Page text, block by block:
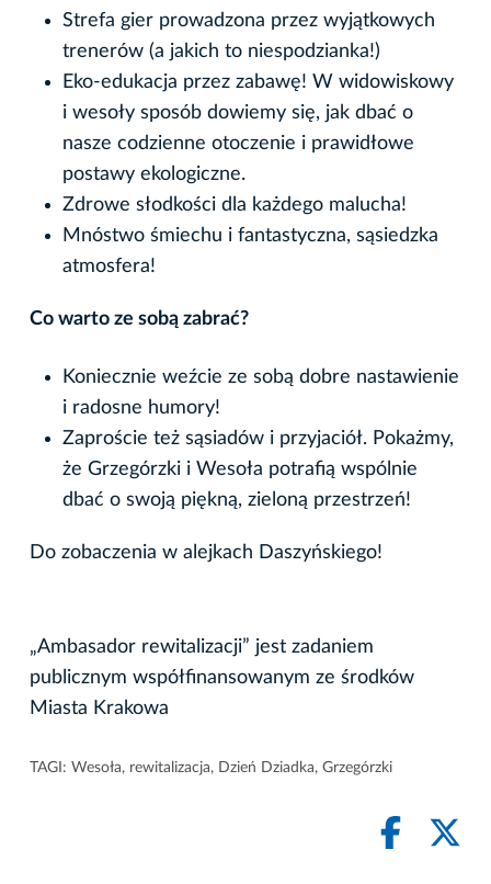
Strefa gier prowadzona przez wyjątkowych
trenerów (a jakich to niespodzianka!)
Eko-edukacja przez zabawę! W widowiskowy
i wesoły sposób dowiemy się, jak dbać o
nasze codzienne otoczenie i prawidłowe
postawy ekologiczne.
Zdrowe słodkości dla każdego malucha!
Mnóstwo śmiechu i fantastyczna, sąsiedzka
atmosfera!
Co warto ze sobą zabrać?
Koniecznie weźcie ze sobą dobre nastawienie
i radosne humory!
Zaproście też sąsiadów i przyjaciół. Pokażmy,
że Grzegórzki i Wesoła potrafią wspólnie
dbać o swoją piękną, zieloną przestrzeń!
Do zobaczenia w alejkach Daszyńskiego!
„Ambasador rewitalizacji” jest zadaniem
publicznym współfinansowanym ze środków
Miasta Krakowa
TAGI: Wesoła, rewitalizacja, Dzień Dziadka, Grzegórzki